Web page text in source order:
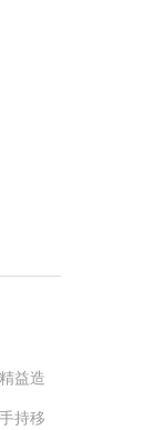
益造
持移